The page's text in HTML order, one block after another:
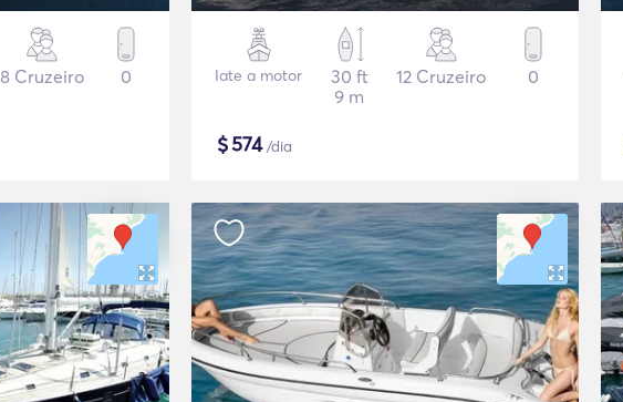
8 Cruzeiro 0 Iate a motor
30 ft
9 m
12 Cruzeiro 0
$574/dia